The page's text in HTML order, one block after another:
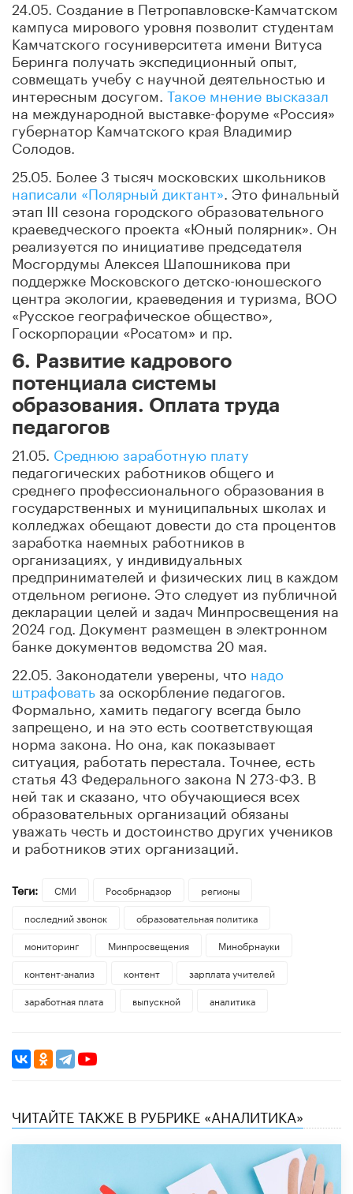
24.05. Создание в Петропавловске-Камчатском
кампуса мирового уровня позволит студентам
Камчатского госуниверситета имени Витуса
Беринга получать экспедиционный опыт,
совмещать учебу с научной деятельностью и
интересным досугом.Такое мнение высказал
на международной выставке-форуме «Россия»
губернатор Камчатского края Владимир
Солодов.
25.05. Более 3 тысяч московских школьников
написали «Полярный диктант» . Это финальный
этап III сезона городского образовательного
краеведческого проекта «Юный полярник». Он
реализуется по инициативе председателя
Мосгордумы Алексея Шапошникова при
поддержке Московского детско-юношеского
центра экологии, краеведения и туризма, ВОО
«Русское географическое общество»,
Госкорпорации «Росатом» и пр.
6. Развитие кадрового
потенциала системы
образования. Оплата труда
педагогов
21.05. Среднюю заработную плату
педагогических работников общего и
среднего профессионального образования в
государственных и муниципальных школах и
колледжах обещают довести до ста процентов
заработка наемных работников в
организациях, у индивидуальных
предпринимателей и физических лиц в каждом
отдельном регионе. Это следует из публичной
декларации целей и задач Минпросвещения на
2024 год. Документ размещен в электронном
банке документов ведомства 20 мая.
22.05. Законодатели уверены, что надо
штрафоватьза оскорбление педагогов.
Формально, хамить педагогу всегда было
запрещено, и на это есть соответствующая
норма закона. Но она, как показывает
ситуация, работать перестала. Точнее, есть
статья 43 Федерального закона N 273-ФЗ. В
ней так и сказано, что обучающиеся всех
образовательных организаций обязаны
уважать честь и достоинство других учеников
и работников этих организаций.
Теги: СМИ Рособрнадзор
регионы
последний звонок
образовательная политика
мониторинг
Минпросвещения
Минобрнауки
контент-анализ
контент
зарплата учителей
заработная плата
выпускной аналитика
ЧИТАЙТЕ ТАКЖЕ В РУБРИКЕ «АНАЛИТИКА»